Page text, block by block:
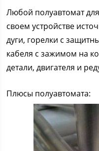
Любой полуавтомат
своем устройстве
дуги, горелки с
кабеля с зажимом на
детали, двигателя и
Плюсы полуавтомата: